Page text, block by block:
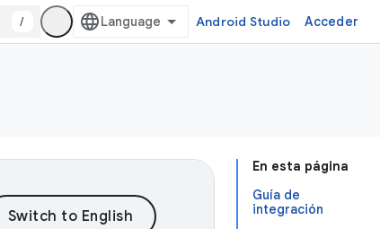
/ Android Studio Acceder
En esta página
Guía de
integración